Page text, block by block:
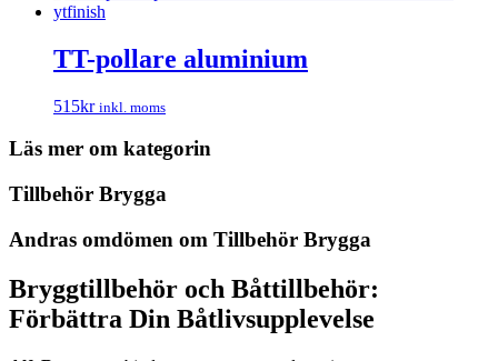
TT-pollare aluminium
515kr inkl. moms
Läs mer om kategorin
Tillbehör Brygga
Andras omdömen om Tillbehör Brygga
Bryggtillbehör och Båttillbehör:
Förbättra Din Båtlivsupplevelse